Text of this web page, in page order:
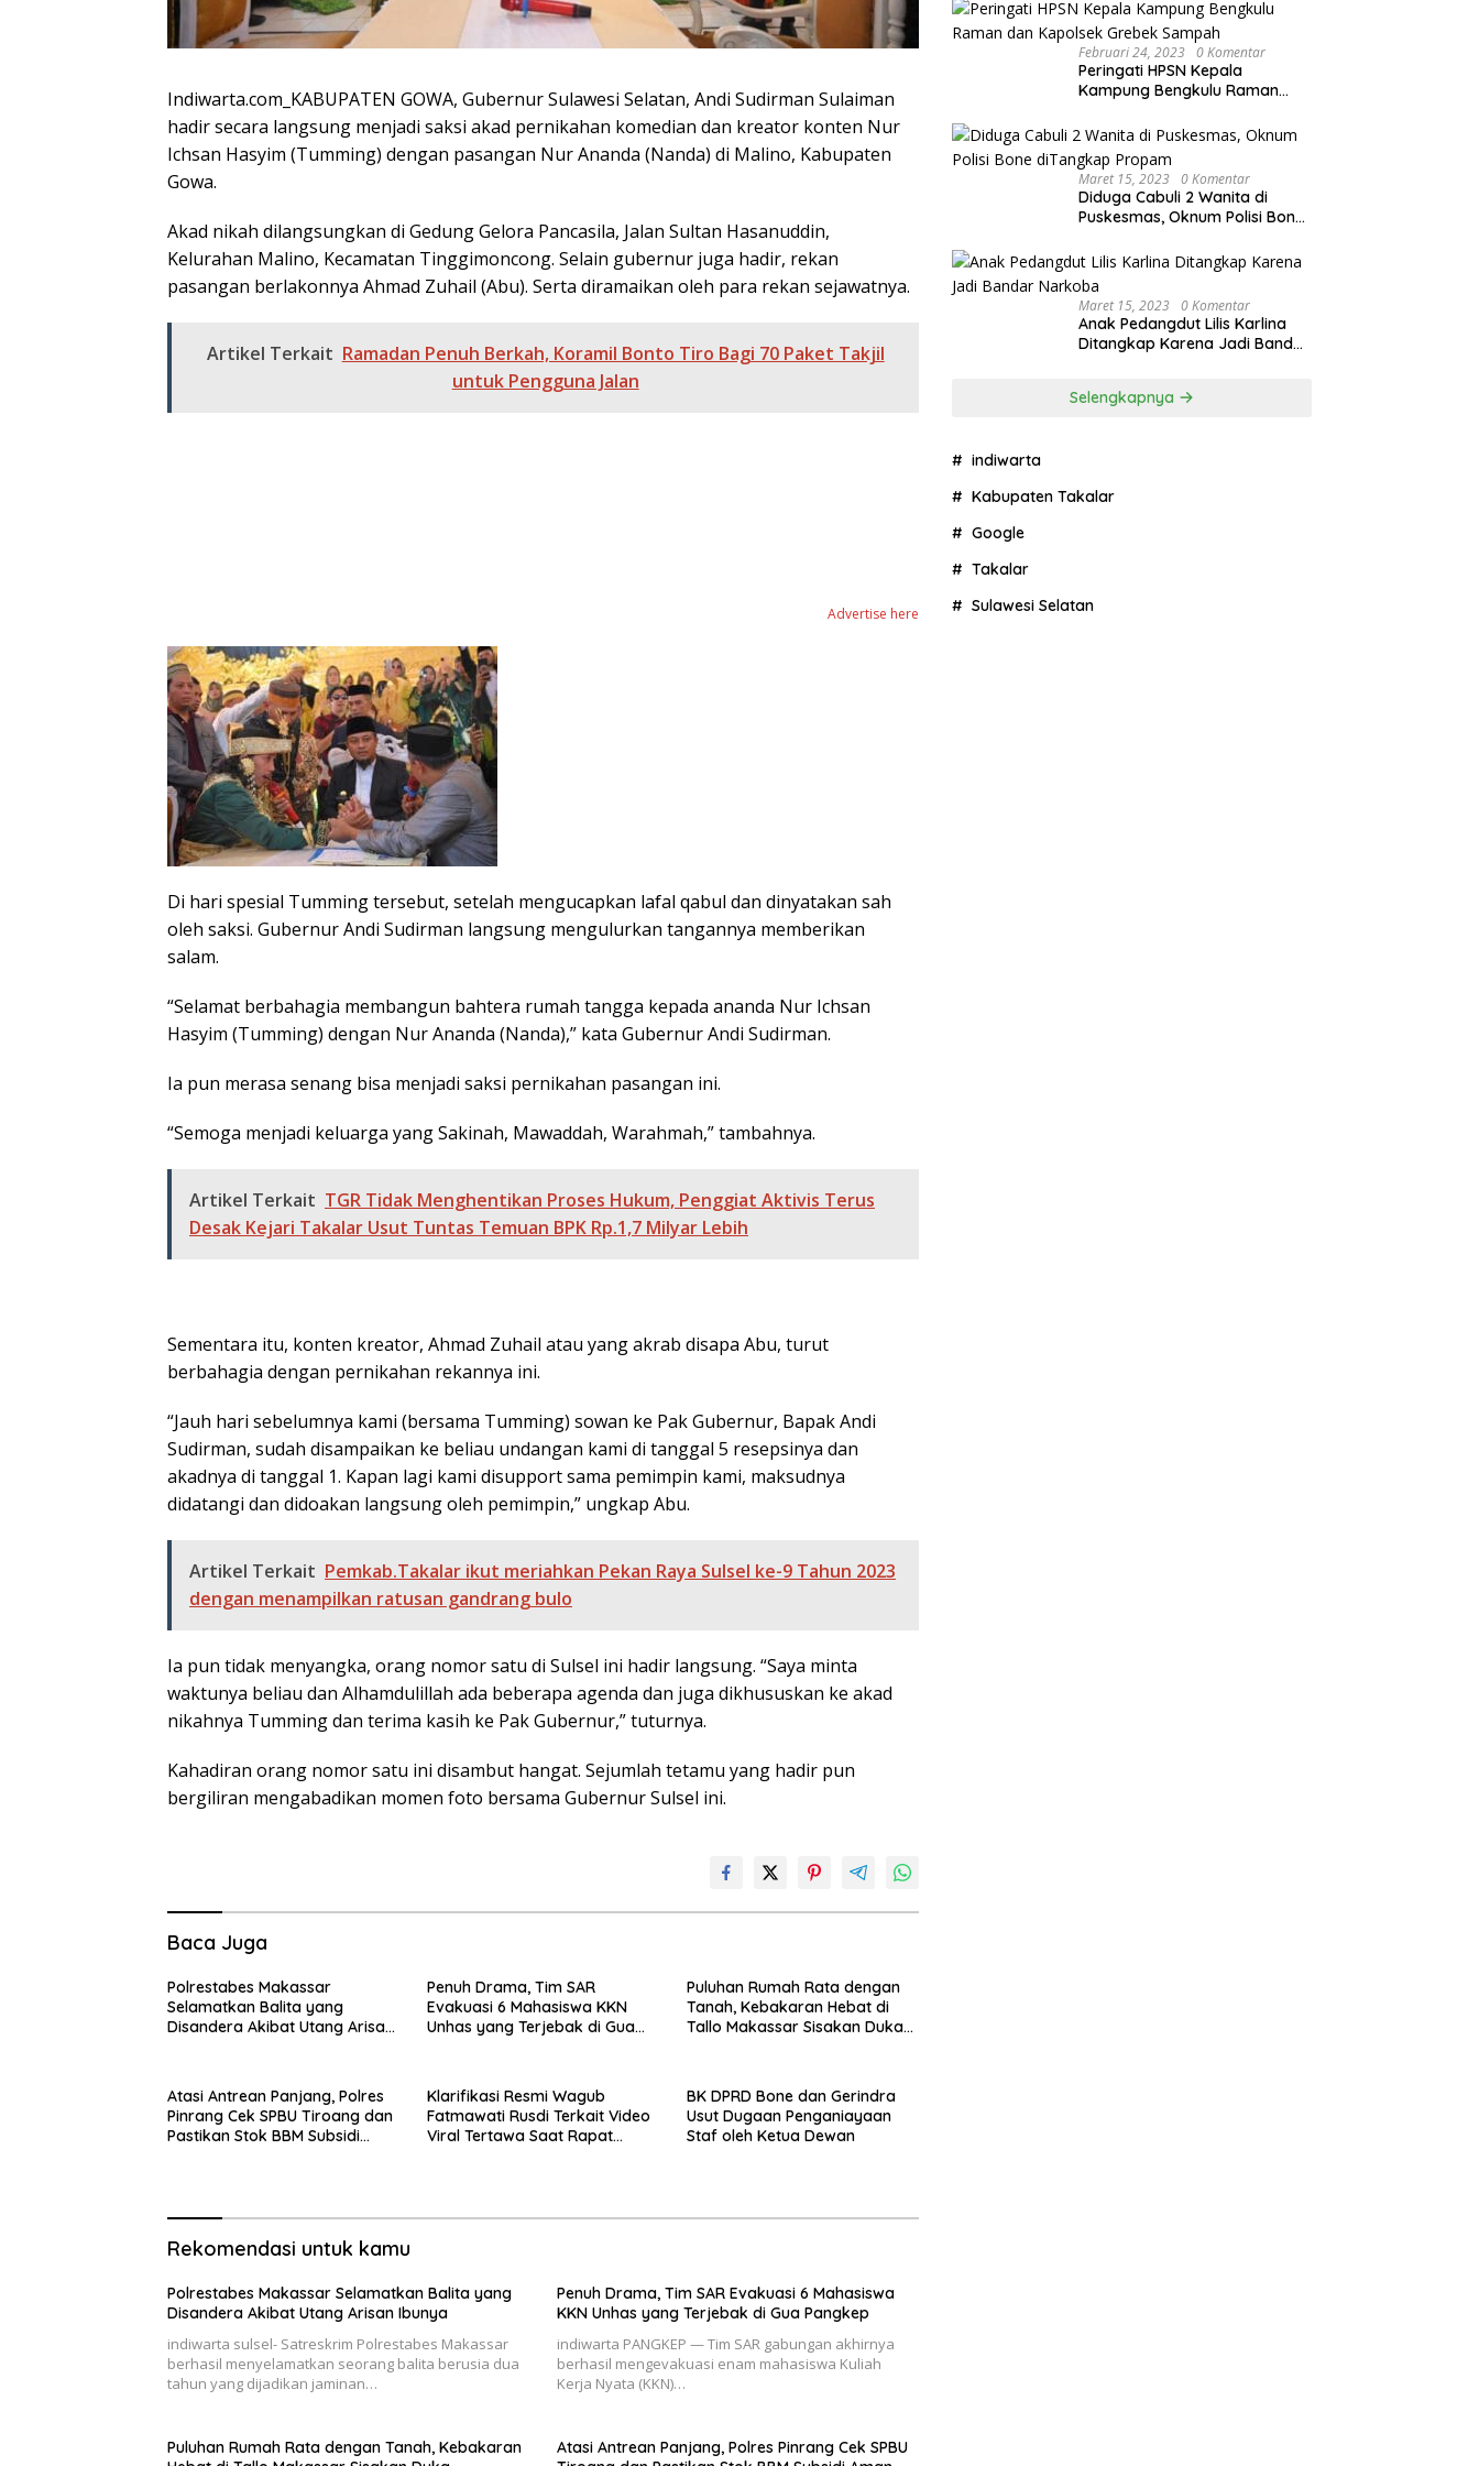
Indiwarta.com_KABUPATEN GOWA, Gubernur Sulawesi Selatan, Andi Sudirman Sulaiman
hadir secara langsung menjadi saksi akad pernikahan komedian dan kreator konten Nur
Ichsan Hasyim (Tumming) dengan pasangan Nur Ananda (Nanda) di Malino, Kabupaten
Gowa.
Akad nikah dilangsungkan di Gedung Gelora Pancasila, Jalan Sultan Hasanuddin,
Kelurahan Malino, Kecamatan Tinggimoncong. Selain gubernur juga hadir, rekan
pasangan berlakonnya Ahmad Zuhail (Abu). Serta diramaikan oleh para rekan sejawatnya.
Artikel Terkait Ramadan Penuh Berkah, Koramil Bonto Tiro Bagi 70 Paket Takjil
untuk Pengguna Jalan
Advertise here
Di hari spesial Tumming tersebut, setelah mengucapkan lafal qabul dan dinyatakan sah
oleh saksi. Gubernur Andi Sudirman langsung mengulurkan tangannya memberikan
salam.
“Selamat berbahagia membangun bahtera rumah tangga kepada ananda Nur Ichsan
Hasyim (Tumming) dengan Nur Ananda (Nanda),” kata Gubernur Andi Sudirman.
Ia pun merasa senang bisa menjadi saksi pernikahan pasangan ini.
“Semoga menjadi keluarga yang Sakinah, Mawaddah, Warahmah,” tambahnya.
Artikel Terkait TGR Tidak Menghentikan Proses Hukum, Penggiat Aktivis Terus
Desak Kejari Takalar Usut Tuntas Temuan BPK Rp.1,7 Milyar Lebih
Sementara itu, konten kreator, Ahmad Zuhail atau yang akrab disapa Abu, turut
berbahagia dengan pernikahan rekannya ini.
“Jauh hari sebelumnya kami (bersama Tumming) sowan ke Pak Gubernur, Bapak Andi
Sudirman, sudah disampaikan ke beliau undangan kami di tanggal 5 resepsinya dan
akadnya di tanggal 1. Kapan lagi kami disupport sama pemimpin kami, maksudnya
didatangi dan didoakan langsung oleh pemimpin,” ungkap Abu.
Artikel Terkait Pemkab.Takalar ikut meriahkan Pekan Raya Sulsel ke-9 Tahun 2023
dengan menampilkan ratusan gandrang bulo
Ia pun tidak menyangka, orang nomor satu di Sulsel ini hadir langsung. “Saya minta
waktunya beliau dan Alhamdulillah ada beberapa agenda dan juga dikhususkan ke akad
nikahnya Tumming dan terima kasih ke Pak Gubernur,” tuturnya.
Kahadiran orang nomor satu ini disambut hangat. Sejumlah tetamu yang hadir pun
bergiliran mengabadikan momen foto bersama Gubernur Sulsel ini.
Baca Juga
Polrestabes Makassar
Selamatkan Balita yang
Disandera Akibat Utang Arisan
Penuh Drama, Tim SAR
Evakuasi 6 Mahasiswa KKN
Unhas yang Terjebak di Gua
Puluhan Rumah Rata dengan
Tanah, Kebakaran Hebat di
Tallo Makassar Sisakan Duka
Atasi Antrean Panjang, Polres
Pinrang Cek SPBU Tiroang dan
Pastikan Stok BBM Subsidi
Klarifikasi Resmi Wagub
Fatmawati Rusdi Terkait Video
Viral Tertawa Saat Rapat
BK DPRD Bone dan Gerindra
Usut Dugaan Penganiayaan
Staf oleh Ketua Dewan
Rekomendasi untuk kamu
Polrestabes Makassar Selamatkan Balita yang
Disandera Akibat Utang Arisan Ibunya
indiwarta sulsel- Satreskrim Polrestabes Makassar
berhasil menyelamatkan seorang balita berusia dua
tahun yang dijadikan jaminan…
Penuh Drama, Tim SAR Evakuasi 6 Mahasiswa
KKN Unhas yang Terjebak di Gua Pangkep
indiwarta PANGKEP — Tim SAR gabungan akhirnya
berhasil mengevakuasi enam mahasiswa Kuliah
Kerja Nyata (KKN)…
Puluhan Rumah Rata dengan Tanah, Kebakaran
Atasi Antrean Panjang, Polres Pinrang Cek SPBU
Februari 24, 2023 0 Komentar
Peringati HPSN Kepala
Kampung Bengkulu Raman
Maret 15, 2023 0 Komentar
Diduga Cabuli 2 Wanita di
Puskesmas, Oknum Polisi Bone
Maret 15, 2023 0 Komentar
Anak Pedangdut Lilis Karlina
Ditangkap Karena Jadi Bandar
Selengkapnya
indiwarta
Kabupaten Takalar
Google
Takalar
Sulawesi Selatan